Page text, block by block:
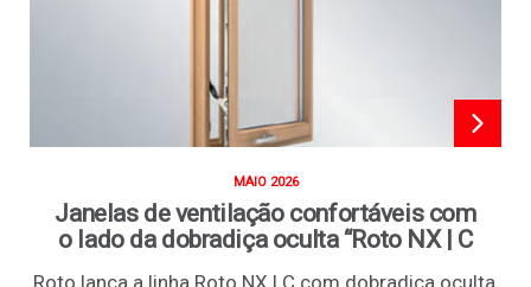
MAIO 2026
Janelas de ventilação confortáveis com
o lado da dobradiça oculta “Roto NX | C
Roto lança a linha Roto NX | C com dobradiça oculta,